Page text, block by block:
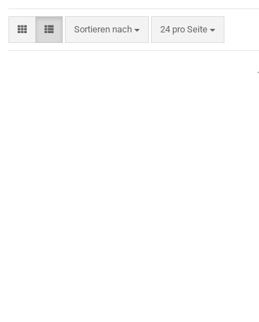
Sortieren nach 24 pro Seite